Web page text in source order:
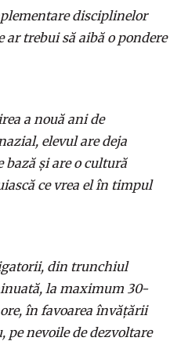
disciplinelor
trebui să aibă o pondere
a nouă ani de
elevul are deja
bază și are o cultură
ce vrea el în timpul
din trunchiul
la maximum 30-
în favoarea învățării
pe nevoile de dezvoltare